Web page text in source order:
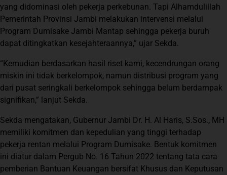
yang didominasi oleh pekerja perkebunan. Tapi Alhamdulillah
Pemerintah Provinsi Jambi melakukan intervensi melalui
Program Dumisake Jambi Mantap sehingga pekerja buruh
dapat ditingkatkan kesejahteraannya,” ujar Sekda.
“Kemudian berdasarkan hasil riset kami, kecendrungan orang
miskin ini tidak berkelompok, namun distribusi program yang
dari pusat seringkali berkelompok sehingga belum berdampak
signifikan,” lanjut Sekda.
Sekda mengatakan, Gubernur Jambi Dr. H. Al Haris, S.Sos., MH
memiliki komitmen dan kepedulian yang tinggi terhadap
pekerja rentan melalui Program Dumisake. Bentuk komitmen
ini diatur dalam Pergub No. 16 Tahun 2022 tentang tata cara
pemberian Bantuan Keuangan bersifat Khusus dan Keputusan